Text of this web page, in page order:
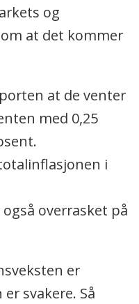
og
at det kommer
at de venter
med 0,25
i
overrasket på
er
svakere. Så